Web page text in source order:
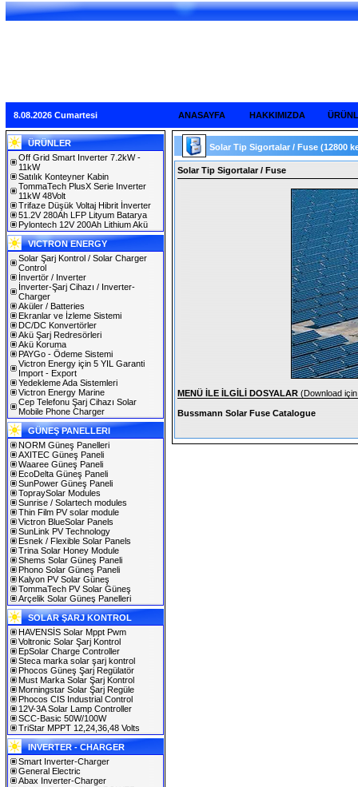
8.08.2026 Cumartesi ANASAYFA HAKKIMIZDA
ÜRÜNLER
Off Grid Smart Inverter 7.2kW -
11kW
Satılık Konteyner Kabin
TommaTech PlusX Serie Inverter
11kW 48Volt
Trifaze Düşük Voltaj Hibrit İnverter
51.2V 280Ah LFP Lityum Batarya
Pylontech 12V 200Ah Lithium Akü
VICTRON ENERGY
Solar Şarj Kontrol / Solar Charger
Control
İnvertör / Inverter
İnverter-Şarj Cihazı / Inverter-
Charger
Aküler / Batteries
Ekranlar ve İzleme Sistemi
DC/DC Konvertörler
Akü Şarj Redresörleri
Akü Koruma
PAYGo - Ödeme Sistemi
Victron Energy için 5 YIL Garanti
Import - Export
Yedekleme Ada Sistemleri
Victron Energy Marine
Cep Telefonu Şarj Cihazı Solar
Mobile Phone Charger
GÜNEŞ PANELLERI
NORM Güneş Panelleri
AXITEC Güneş Paneli
Waaree Güneş Paneli
EcoDelta Güneş Paneli
SunPower Güneş Paneli
TopraySolar Modules
Sunrise / Solartech modules
Thin Film PV solar module
Victron BlueSolar Panels
SunLink PV Technology
Esnek / Flexible Solar Panels
Trina Solar Honey Module
Shems Solar Güneş Paneli
Phono Solar Güneş Paneli
Kalyon PV Solar Güneş
TommaTech PV Solar Güneş
Arçelik Solar Güneş Panelleri
SOLAR ŞARJ KONTROL
HAVENSİS Solar Mppt Pwm
Voltronic Solar Şarj Kontrol
EpSolar Charge Controller
Steca marka solar şarj kontrol
Phocos Güneş Şarj Regülatör
Must Marka Solar Şarj Kontrol
Morningstar Solar Şarj Regüle
Phocos CIS Industrial Control
12V-3A Solar Lamp Controller
SCC-Basic 50W/100W
TriStar MPPT 12,24,36,48 Volts
INVERTER - CHARGER
Smart Inverter-Charger
General Electric
Abax Inverter-Charger
Solar Tip Sigortalar / Fuse (12800
Solar Tip Sigortalar / Fuse
MENÜ İLE İLGİLİ DOSYALAR (Download
Bussmann Solar Fuse Catalogue